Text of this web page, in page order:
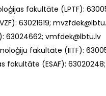
fakultāte (LPTF):
63021619;
63024662; vmfdek@lbtu.lv
fakultāte (IITF):
fakultāte (ESAF):